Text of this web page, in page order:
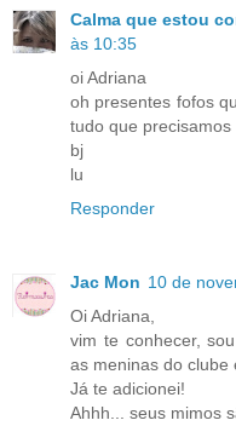
Calma que estou
às 10:35
oi Adriana
oh presentes fofos
tudo que precisamos
bj
lu
Responder
Jac Mon 10 de
Oi Adriana,
vim te conhecer,
as meninas do clube
Já te adicionei!
Ahhh... seus mimos